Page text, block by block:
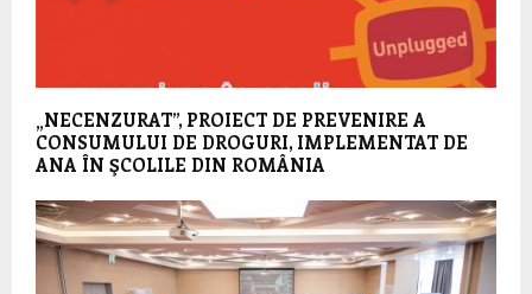
„NECENZURAT”, PROIECT DE PREVENIRE A
CONSUMULUI DE DROGURI, IMPLEMENTAT DE
ANA ÎN ŞCOLILE DIN ROMÂNIA